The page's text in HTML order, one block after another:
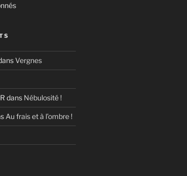
Vergnes
dans Nébulosité !
Au frais et à l’ombre !